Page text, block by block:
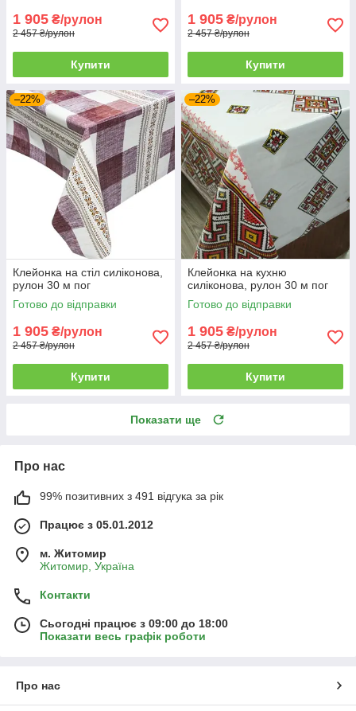
1 905 ₴/рулон
2 457 ₴/рулон
Купити
1 905 ₴/рулон
2 457 ₴/рулон
Купити
–22%
Клейонка на стіл силіконова,
рулон 30 м пог
Готово до відправки
1 905 ₴/рулон
2 457 ₴/рулон
Купити
–22%
Клейонка на кухню
силіконова, рулон 30 м пог
Готово до відправки
1 905 ₴/рулон
2 457 ₴/рулон
Купити
Показати ще
Про нас
99% позитивних з 491 відгука за рік
Працює з 05.01.2012
м. Житомир
Житомир, Україна
Контакти
Сьогодні працює з 09:00 до 18:00
Показати весь графік роботи
Про нас